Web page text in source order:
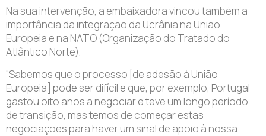
Na sua intervenção, a embaixadora vincou também a
importância da integração da Ucrânia na União
Europeia e na NATO (Organização do Tratado do
Atlântico Norte).
“Sabemos que o processo [de adesão à União
Europeia] pode ser difícil e que, por exemplo, Portugal
gastou oito anos a negociar e teve um longo período
de transição, mas temos de começar estas
negociações para haver um sinal de apoio à nossa